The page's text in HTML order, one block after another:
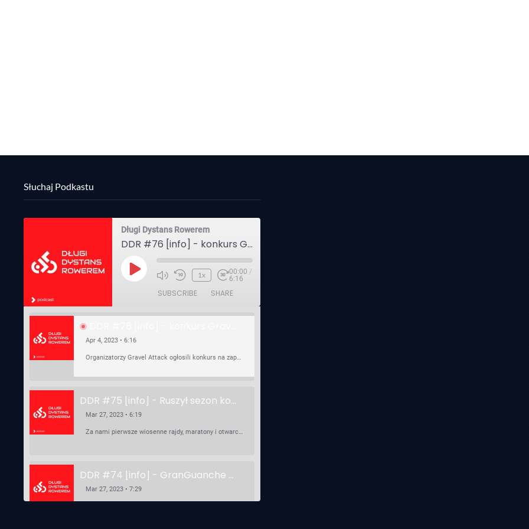
Słuchaj Podkastu
Długi Dystans Rowerem
DDR #76 [info] - konkurs Gravel Attack, Varmia Gravel, Bike Expo, Inspire India Ultra Race
Play
1x 00:00 /
6:16
SUBSCRIBE SHARE
Apr 4, 2023 • 6:16
Organizatorzy Gravel Attack ogłosili konkurs na zaprojektowanie koszulki. Varmia Gravel 2023 przypomina o możliwości podzielenia opłaty startowej na dwie raty 50/50 – na zero procent! …
DDR #75 [info] - Ruszył sezon kolarski! Pierwszy Brevet Race Through Poland, Otwarcie sezonu Rajdy Dla Frajdy, Ankieta Rowerowa, przygotowania do Race Around Poland
Mar 27, 2023 • 6:19
Za nami pierwsze wiosenne rajdy, maratony i otwarcia sezonu, choć w Gdańsku zima nie powiedziała jeszcze ostatniego słowa bo właśnie pada śnieg. Linki: ⁠http://watahaultrarace.pl/⁠⁠https://rajdydlafrajdy.pl/⁠https://brevety.pl/brevets⁠⁠https://racearoundpoland.pl/⁠⁠https://granguanche.com/audax/audaxgravel/⁠⁠Ankieta Rowerowa…
DDR #74 [info] - GranGuanche Gravel startuje w piątek! Wataha Ultra Race Wiosna - zaprasza Mateusz Szafraniec. Dwie samochwałki
Mar 27, 2023 • 7:29